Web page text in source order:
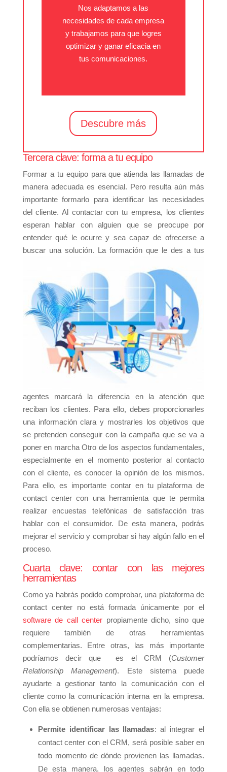
Nos adaptamos a las
necesidades de cada empresa
y trabajamos para que logres
optimizar y ganar eficacia en
tus comunicaciones.
Descubre más
Tercera clave: forma a tu equipo
Formar a tu equipo para que atienda las llamadas de
manera adecuada es esencial. Pero resulta aún más
importante formarlo para identificar las necesidades
del cliente. Al contactar con tu empresa, los clientes
esperan hablar con alguien que se preocupe por
entender qué le ocurre y sea capaz de ofrecerse a
buscar una solución. La formación que le des a tus
agentes marcará la diferencia en la atención que
reciban los clientes. Para ello, debes proporcionarles
una información clara y mostrarles los objetivos que
se pretenden conseguir con la campaña que se va a
poner en marcha Otro de los aspectos fundamentales,
especialmente en el momento posterior al contacto
con el cliente, es conocer la opinión de los mismos.
Para ello, es importante contar en tu plataforma de
contact center con una herramienta que te permita
realizar encuestas telefónicas de satisfacción tras
hablar con el consumidor. De esta manera, podrás
mejorar el servicio y comprobar si hay algún fallo en el
proceso.
Cuarta clave: contar con las mejores
herramientas
Como ya habrás podido comprobar, una plataforma de
contact center no está formada únicamente por el
software de call center propiamente dicho, sino que
requiere también de otras herramientas
complementarias. Entre otras, las más importante
podríamos decir que es el CRM (Customer
Relationship Management). Este sistema puede
ayudarte a gestionar tanto la comunicación con el
cliente como la comunicación interna en la empresa.
Con ella se obtienen numerosas ventajas:
Permite identificar las llamadas: al integrar el
contact center con el CRM, será posible saber en
todo momento de dónde provienen las llamadas.
De esta manera, los agentes sabrán en todo